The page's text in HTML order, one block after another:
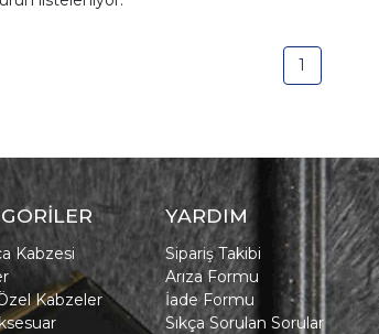
1
Kabzesi
Kabzeler
YARDIM
Sipariş Takibi
Arıza Formu
İade Formu
Sıkça Sorulan Sorular